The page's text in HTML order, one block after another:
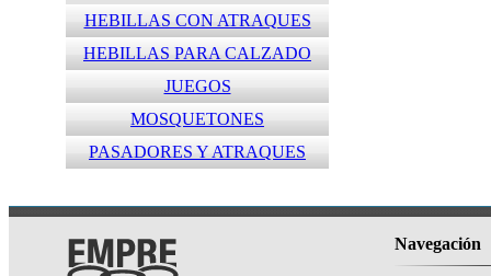
HEBILLAS CON ATRAQUES
HEBILLAS PARA CALZADO
JUEGOS
MOSQUETONES
PASADORES Y ATRAQUES
Navegación